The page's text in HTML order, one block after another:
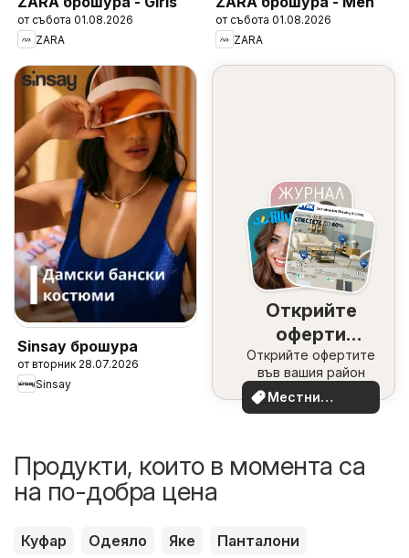
от събота 01.08.2026
ZARA
от събота 01.08.2026
ZARA
Sinsay брошура
от вторник 28.07.2026
Sinsay
Открийте
оферти
наблизо
Открийте офертите
във вашия район
Местни
оферти
Продукти, които в момента са
на по-добра цена
Куфар Одеяло Яке
Панталони